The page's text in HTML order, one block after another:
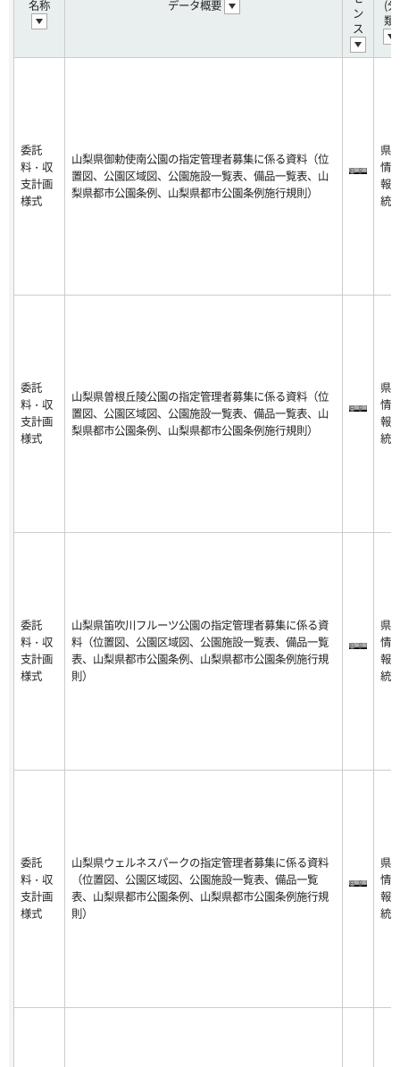
名称 データ概要
ン
ス
(分
類)
委託
料・収
支計画
様式
山梨県御勅使南公園の指定管理者募集に係る資料（位
置図、公園区域図、公園施設一覧表、備品一覧表、山
梨県都市公園条例、山梨県都市公園条例施行規則）
県
情
報
統
委託
料・収
支計画
様式
山梨県曽根丘陵公園の指定管理者募集に係る資料（位
置図、公園区域図、公園施設一覧表、備品一覧表、山
梨県都市公園条例、山梨県都市公園条例施行規則）
県
情
報
統
委託
料・収
支計画
様式
山梨県笛吹川フルーツ公園の指定管理者募集に係る資
料（位置図、公園区域図、公園施設一覧表、備品一覧
表、山梨県都市公園条例、山梨県都市公園条例施行規
則）
県
情
報
統
委託
料・収
支計画
様式
山梨県ウェルネスパークの指定管理者募集に係る資料
（位置図、公園区域図、公園施設一覧表、備品一覧
表、山梨県都市公園条例、山梨県都市公園条例施行規
則）
県
情
報
統